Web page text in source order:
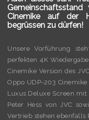
Cinemike auf der
begrüssen zu dürfen!
Unsere Vorführung
perfekten 4K
Cinemike Version des
Oppo UDP-203
Luxus Deluxe Screen
Peter Hess von JVC
Vertrieb stehen ebenfalls